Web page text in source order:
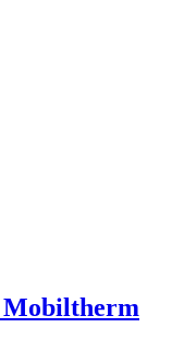
Mobiltherm